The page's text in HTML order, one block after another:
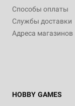
Способы оплаты
Службы доставки
Адреса магазинов
HOBBY GAMES